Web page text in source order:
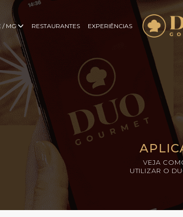
/ MG RESTAURANTES EXPERIÊNCIAS
VEJA
UTILIZAR O